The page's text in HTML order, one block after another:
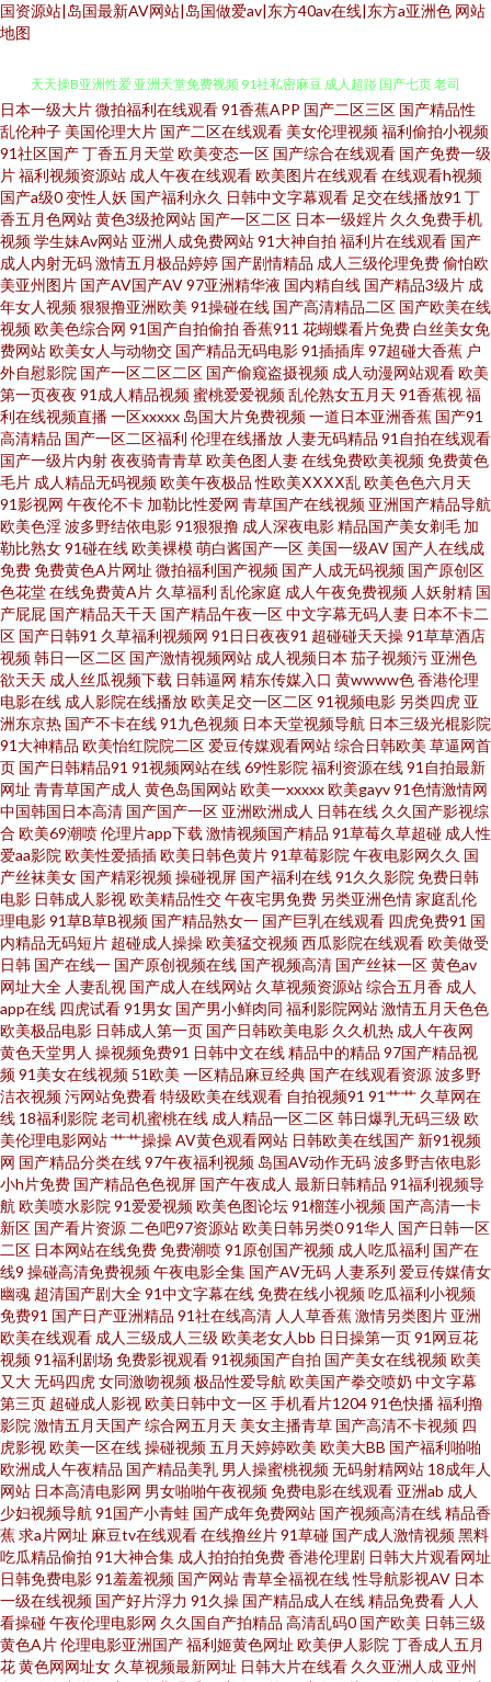
国资源站|岛国最新AV网站|岛国做爱av|东方40av在线|东方a亚洲色 网站
地图
黄色小电彭 超碰在线免费 激情色色无码 欧美成人另类 人妻聚色窝 日韩卡一
天天操B亚洲性爱 亚洲天堂免费视频 91社私密麻豆 成人超踫 国产七页 老司
机福利导航站 欧美男女性生活 无码窝导航网 91青青操网站 草青青网站 含羞
草av社区 欧美日韩精品中文 三级网址在线播放 香蕉视频黄色 自拍69 大香蕉
久久 国产超碰在线 91精品视频入口 久久性交 日本a黄 亚洲av青草影院 91五
码 午夜av福利 在线观看淫国产 视频爱肏屄的肉棒 日本成人导航 国产黑丝嘿
咻 久久福利网 欧美婷婷综合 91少妇热舞被操 成人又大又黄免费 九一日韩高
清 欧美色图综合 在线免费小视频 超碰人妻人人操 国产视频欧美 欧美韩日国
产 日本爱爱片 亚洲天堂色网站 91吃瓜黑社 91永久免费视频 白丝后入屁内射
豆花成人在线网址 青青草社区 日韩午夜福利影院 亚洲伦理自拍 51性爱视频
Aⅴ网站 国产精品乱码专区 日韩一级片VV 亚洲成人一二三 97超碰人人摸 成人
论坛欧美日韩 精品第十三页 美女超碰人人 欧美色综合 日日夜夜精品国产 在
线国产啪 91伊人资源站 国产第一页51 久久大香一本AV 免费看的黄色网子 日
本A片色情网站 天天撸天天干 91抖音aaa 97精品国产 超碰夜里草 韩日中AV网
址 久久欧美视频 免费熟女av 人妖牲畜性交 日韩一级免费视频 亚洲龙1级a片
91国产白浆高潮 AV新入口 丁香五月花婷婷 韩日色情 免费看a的网址 日本天
天日天天干 午夜福利国产区 91羞羞视频 超碰人人玩 国产肏屄中文 黄色精品
免费 美女脱光视频91 香蕉视频污app 91福利院 97人人操人人爽 草莓伊人成
人网 豆花影院天天吃瓜 黄色三级网站 欧美性爱亚洲图片 深夜福利网站AV 在
线A片导航 91熟女免费视频 白丝美女后入爆操 东京热女w姦 黄色WW 人妻碰
碰碰 天堂AV颜射 在线色情2026 91手机在线视频 不卡十三区 韩国美女AV导
航 欧美操日本日本 日韩美女大片 午夜福利在线导航 91免费观看视频 肏屄网
站高清日韩 国产精品乱仑 九一精品123区 人妻熟女一级片 伪娘人妖中文网址
在线免费观看91 97福利 海角社区亚瑟 欧美成人影 日韩伦理三区 午夜色色网
91传煤 操操黄了绿了 后入白丝美女 美女主播自慰 日本91 午夜AV影院 91超
碰碰在线 超碰99在线观看 韩日黄色网址 免费性片 日韩性爱网 亚洲限制级AV
AV国产 国产91丝袜 久久精品在线 人人操人人摸超碰 午夜激情三级 91网站免
费看 大香蕉怡红院 后入丝袜大屁股 欧美久草在线 婷婷午夜剧场 91国产夜色
猫 www97亚洲 国产91视频在线 久操视频网 欧美日韩中字 熟女视频91 伊人
日本一级大片微拍福利在线观看91香蕉APP 国产二区三区 国产精品性
乱伦种子 美国伦理大片 国产二区在线观看 美女伦理视频福利偷拍小视频
91社区国产丁香五月天堂欧美变态一区 国产综合在线观看 国产免费一级
片福利视频资源站 成人午夜在线观看欧美图片在线观看在线观看h视频
国产a级0变性人妖 国产福利永久 日韩中文字幕观看 足交在线播放91 丁
香五月色网站黄色3级抢网站 国产一区二区 日本一级婬片 久久免费手机
视频学生妹Av网站 亚洲人成免费网站91大神自拍 福利片在线观看 国产
成人内射无码激情五月极品婷婷 国产剧情精品 成人三级伦理免费偷怕欧
美亚州图片 国产AV国产AV97亚洲精华液 国内精自线 国产精品3级片 成
年女人视频狠狠撸亚洲欧美 91操碰在线 国产高清精品二区 国产欧美在线
视频欧美色综合网 91国产自拍偷拍 香蕉911 花蝴蝶看片免费 白丝美女免
费网站欧美女人与动物交 国产精品无码电影91插插库97超碰大香蕉 户
外自慰影院 国产一区二区二区 国产偷窥盗摄视频 成人动漫网站观看欧美
第一页夜夜 91成人精品视频蜜桃爱爱视频乱伦熟女五月天 91香蕉视福
利在线视频直播一区xxxxx 岛国大片免费视频一道日本亚洲香蕉 国产91
高清精品 国产一区二区福利 伦理在线播放 人妻无码精品 91自拍在线观看
国产一级片内射夜夜骑青青草欧美色图人妻在线免费欧美视频免费黄色
毛片 成人精品无码视频欧美午夜极品 性欧美ⅩⅩⅩⅩ乱欧美色色六月天
91影视网 午夜伦不卡 加勒比性爱网 青草国产在线视频 亚洲国产精品导航
欧美色淫波多野结依电影91狠狠撸 成人深夜电影精品国产美女剃毛 加
勒比熟女91碰在线欧美裸模萌白酱国产一区 美国一级AV 国产人在线成
免费免费黄色A片网址 微拍福利国产视频 国产人成无码视频 国产原创区
色花堂在线免费黄A片 久草福利 乱伦家庭 成人午夜免费视频 人妖射精 国
产屁屁 国产精品天干天 国产精品午夜一区中文字幕无码人妻 日本不卡二
区 国产日韩91 久草福利视频网 91日日夜夜91 超碰碰天天操91草草酒店
视频韩日一区二区 国产激情视频网站 成人视频日本 茄子视频污 亚洲色
欲天天 成人丝瓜视频下载 日韩逼网 精东传媒入口 黄wwww色香港伦理
电影在线 成人影院在线播放欧美足交一区二区91视频电影 另类四虎 亚
洲东京热 国产不卡在线91九色视频 日本天堂视频导航 日本三级光棍影院
91大神精品 欧美怡红院院二区爱豆传媒观看网站综合日韩欧美 草逼网首
页 国产日韩精品91 91视频网站在线69性影院 福利资源在线91自拍最新
网址 青青草国产成人 黄色岛国网站欧美一xxxxx欧美gayv91色情激情网
中国韩国日本高清 国产国产一区 亚洲欧洲成人 日韩在线 久久国产影视综
合 欧美69潮喷伦理片app下载 激情视频国产精品 91草莓久草超碰 成人性
爱aa影院 欧美性爱插插欧美日韩色黄片91草莓影院 午夜电影网久久 国
产丝袜美女 国产精彩视频操碰视屏 国产福利在线91久久影院 免费日韩
电影 日韩成人影视欧美精品性交午夜宅男免费 另类亚洲色情家庭乱伦
理电影91草B草B视频 国产精品熟女一 国产巨乳在线观看 四虎免费91 国
内精品无码短片 超碰成人操操欧美猛交视频西瓜影院在线观看欧美做受
日韩 国产在线一 国产原创视频在线 国产视频高清 国产丝袜一区黄色av
网址大全 人妻乱视 国产成人在线网站 久草视频资源站综合五月香 成人
app在线 四虎试看91男女 国产男小鲜肉同 福利影院网站激情五月天色色
欧美极品电影 日韩成人第一页 国产日韩欧美电影 久久机热 成人午夜网
黄色天堂男人 操视频免费91 日韩中文在线精品中的精品 97国产精品视
频91美女在线视频 51欧美 一区精品麻豆经典 国产在线观看资源波多野
洁衣视频污网站免费看特级欧美在线观看 自拍视频91 91艹艹 久草网在
线 18福利影院 老司机蜜桃在线 成人精品一区二区韩日爆乳无码三级 欧
美伦理电影网站艹艹操操AV黄色观看网站 日韩欧美在线国产 新91视频
网 国产精品分类在线97午夜福利视频 岛国AV动作无码波多野吉依电影
小h片免费 国产精品色色视屏 国产午夜成人 最新日韩精品 91福利视频导
航 欧美喷水影院 91爱爱视频欧美色图论坛91榴莲小视频 国产高清一卡
新区 国产看片资源 二色吧97资源站欧美日韩另类091华人 国产日韩一区
二区 日本网站在线免费免费潮喷91原创国产视频 成人吃瓜福利 国产在
线9 操碰高清免费视频午夜电影全集 国产AV无码 人妻系列 爱豆传媒倩女
幽魂 超清国产剧大全91中文字幕在线免费在线小视频吃瓜福利小视频
免费91 国产日产亚洲精品 91社在线高清 人人草香蕉激情另类图片 亚洲
欧美在线观看 成人三级成人三级 欧美老女人bb 日日操第一页91网豆花
视频91福利剧场 免费影视观看91视频国产自拍 国产美女在线视频欧美
又大无码四虎女同激吻视频极品性爱导航 欧美国产拳交喷奶 中文字幕
第三页 超碰成人影视欧美日韩中文一区手机看片120491色快播福利撸
影院 激情五月天国产综合网五月天 美女主播青草 国产高清不卡视频 四
虎影视欧美一区在线操碰视频五月天婷婷欧美 欧美大BB 国产福利啪啪
欧洲成人午夜精品 国产精品美乳 男人操蜜桃视频无码射精网站 18成年人
网站 日本高清电影网 男女啪啪午夜视频免费电影在线观看 亚洲ab 成人
少妇视频导航 91国产小青蛙 国产成年免费网站 国产视频高清在线精品香
蕉求a片网址 麻豆tv在线观看在线撸丝片91草碰 国产成人激情视频黑料
吃瓜精品偷拍 91大神合集 成人拍拍拍免费香港伦理剧 日韩大片观看网址
日韩免费电影91羞羞视频 国产网站青草全福视在线性导航影视AV 日本
一级在线视频 国产好片浮力 91久操 国产精品成人在线精品免费看 人人
看操碰午夜伦理电影网 久久国自产拍精品 高清乱码0 国产欧美 日韩三级
黄色A片伦理电影亚洲国产福利姬黄色网址 欧美伊人影院 丁香成人五月
花黄色网网址女 久草视频最新网址 日韩大片在线看 久久亚洲人成 亚州